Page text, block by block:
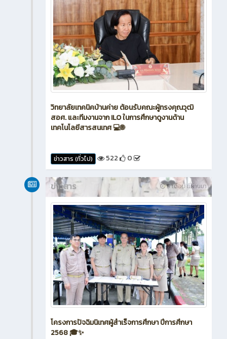
วิทยาลัยเทคนิคบ้านค่าย ต้อนรับคณะผู้ทรงคุณวุฒิ
สอศ. และทีมงานจาก ILO ในการศึกษาดูงานด้าน
เทคโนโลยีสารสนเทศ 💻🌐
ข่าวสาร (ทั่วไป) 522 0
5 เดือน ที่ผ่านมา
ข่าวสาร
โครงการปัจฉิมนิเทศผู้สำเร็จการศึกษา ปีการศึกษา
2568 🎓✨